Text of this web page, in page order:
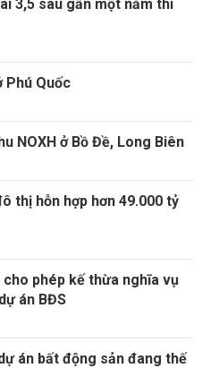
3,5 sau gần một năm thi
Phú Quốc
NOXH ở Bồ Đề, Long Biên
thị hỗn hợp hơn 49.000 tỷ
phép kế thừa nghĩa vụ
án BĐS
án bất động sản đang thế